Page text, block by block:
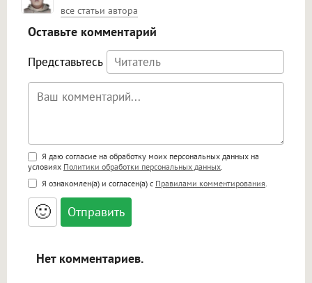
все статьи автора
Оставьте комментарий
Представьтесь
Поддержка HTML
<b>, <strong>, <u>, <i>, <em>, <s>, <big>,
<small>, <sup>, <sub>, <pre>, <ul>, <ol>, <li>,
<blockquote>, <code> экранирует HTML,
адреса URL автоматически становятся
ссылками, и [img]адрес[/img] будет
Я даю согласие на обработку моих персональных данных на
условиях Политики обработки персональных данных
Я ознакомлен(а) и согласен(а) с Правилами комментирования
🙂
Нет комментариев.